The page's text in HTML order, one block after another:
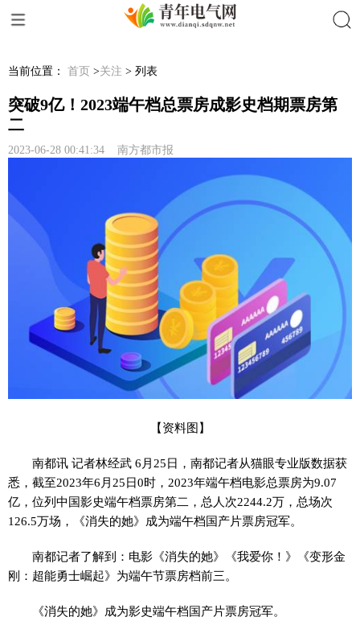
当前位置： 首页 >关注 > 列表
突破9亿！2023端午档总票房成影史档期票房第
二
2023-06-28 00:41:34 南方都市报
【资料图】
南都讯 记者林经武 6月25日，南都记者从猫眼专业版数据获
悉，截至2023年6月25日0时，2023年端午档电影总票房为9.07
亿，位列中国影史端午档票房第二，总人次2244.2万，总场次
126.5万场，《消失的她》成为端午档国产片票房冠军。
南都记者了解到：电影《消失的她》《我爱你！》《变形金
刚：超能勇士崛起》为端午节票房档前三。
《消失的她》成为影史端午档国产片票房冠军。